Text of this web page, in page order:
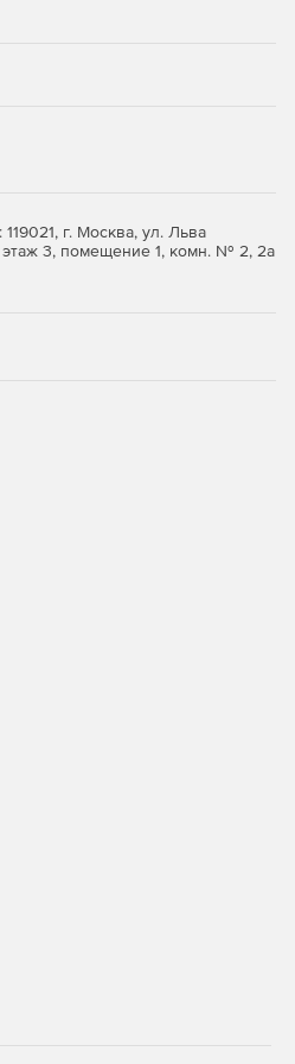
г. Москва, ул. Льва
этаж 3, помещение 1, комн. № 2, 2а